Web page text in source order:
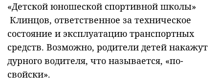
«Детской юношеской спортивной школы»
Клинцов, ответственное за техническое
состояние и эксплуатацию транспортных
средств. Возможно, родители детей накажут
дурного водителя, что называется, «по-
свойски».